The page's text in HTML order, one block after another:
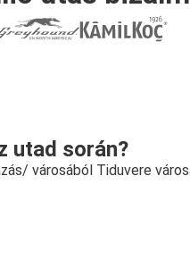
utad során?
városából Tiduvere